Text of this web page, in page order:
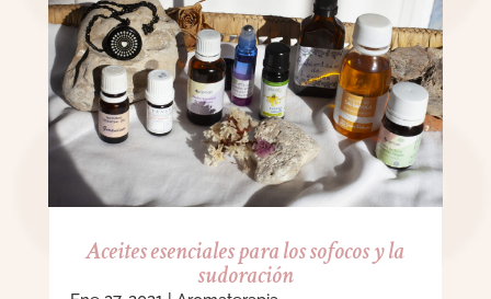
Aceites esenciales para los sofocos y la
sudoración